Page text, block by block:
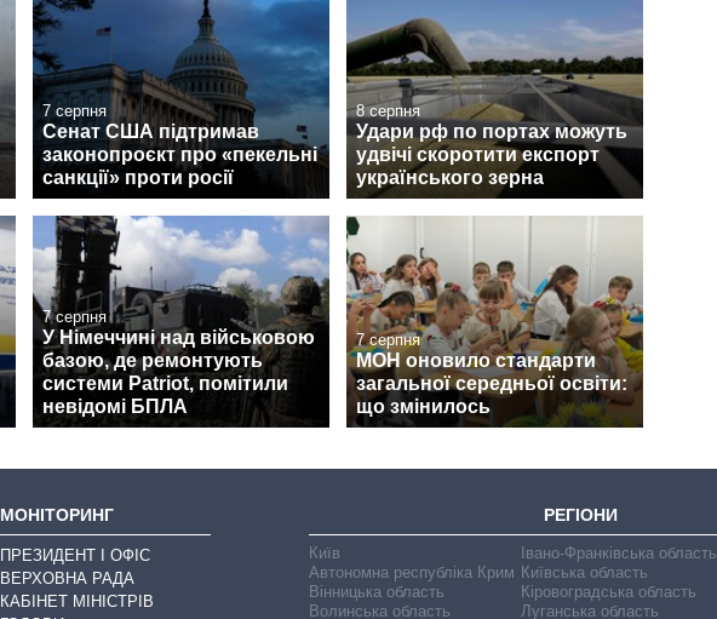
7 серпня
Сенат США підтримав
законопроєкт про «пекельні
санкції» проти росії
8 серпня
Удари рф по портах можуть
удвічі скоротити експорт
українського зерна
7 серпня
У Німеччині над військовою
базою, де ремонтують
системи Patriot, помітили
невідомі БПЛА
7 серпня
МОН оновило стандарти
загальної середньої освіти:
що змінилось
МОНІТОРИНГ
ПРЕЗИДЕНТ І ОФІС
ВЕРХОВНА РАДА
КАБІНЕТ МІНІСТРІВ
РЕГІОНИ
Київ
Автономна республіка Крим
Вінницька область
Волинська область
Івано-Франківська область
Київська область
Кіровоградська область
Луганська область